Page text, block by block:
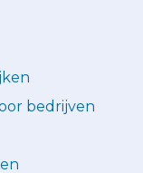
bedrijven